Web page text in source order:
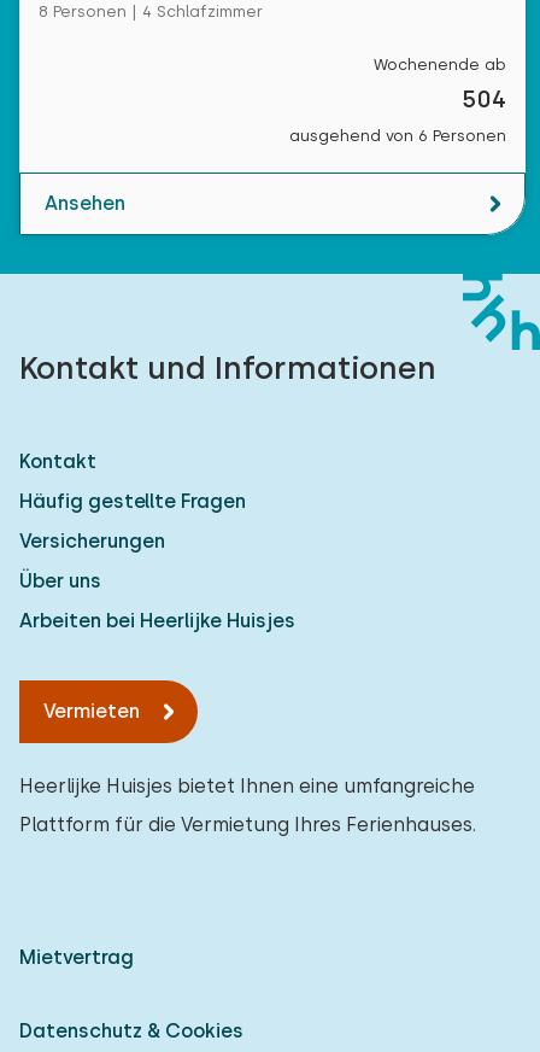
8 Personen | 4 Schlafzimmer
Wochenende ab
504
ausgehend von 6 Personen
Ansehen
Kontakt und Informationen
Kontakt
Häufig gestellte Fragen
Versicherungen
Über uns
Arbeiten bei Heerlijke Huisjes
Vermieten
Heerlijke Huisjes bietet Ihnen eine umfangreiche
Plattform für die Vermietung Ihres Ferienhauses.
Mietvertrag
Datenschutz & Cookies